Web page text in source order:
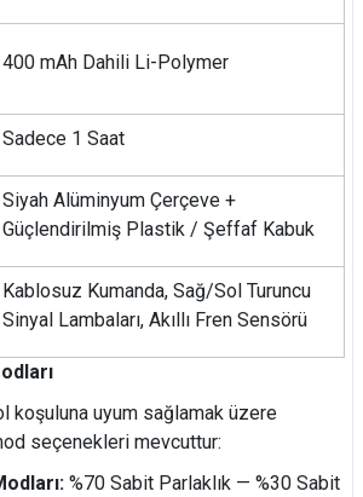
400 mAh Dahili Li-Polymer
Sadece 1 Saat
Siyah Alüminyum Çerçeve +
Güçlendirilmiş Plastik / Şeffaf Kabuk
Kablosuz Kumanda, Sağ/Sol Turuncu
Sinyal Lambaları, Akıllı Fren Sensörü
koşuluna uyum sağlamak üzere
seçenekleri mevcuttur:
%70 Sabit Parlaklık — %30 Sabit